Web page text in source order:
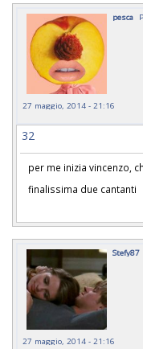
pesca
27 maggio, 2014 - 21:16
32
per me inizia vincenzo,
finalissima due cantanti
Stefy87
27 maggio, 2014 - 21:16